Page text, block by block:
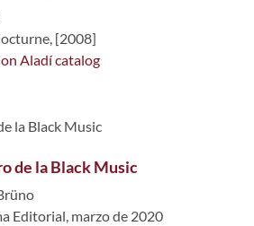
[2008]
Aladí catalog
de la Black Music
Editorial, marzo de 2020